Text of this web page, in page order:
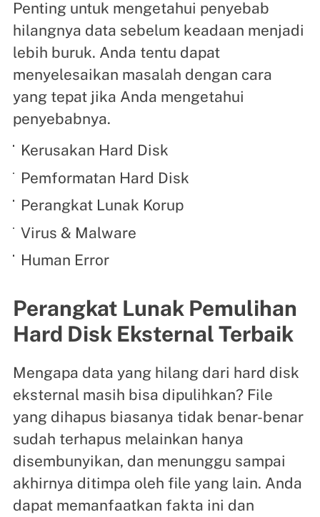
Penting untuk mengetahui penyebab
hilangnya data sebelum keadaan menjadi
lebih buruk. Anda tentu dapat
menyelesaikan masalah dengan cara
yang tepat jika Anda mengetahui
penyebabnya.
Kerusakan Hard Disk
Pemformatan Hard Disk
Perangkat Lunak Korup
Virus & Malware
Human Error
Perangkat Lunak Pemulihan
Hard Disk Eksternal Terbaik
Mengapa data yang hilang dari hard disk
eksternal masih bisa dipulihkan? File
yang dihapus biasanya tidak benar-benar
sudah terhapus melainkan hanya
disembunyikan, dan menunggu sampai
akhirnya ditimpa oleh file yang lain. Anda
dapat memanfaatkan fakta ini dan